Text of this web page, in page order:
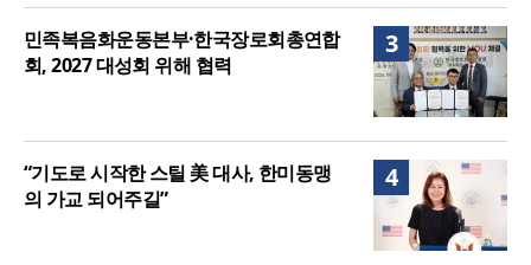
3
민족복음화운동본부·한국장로회총연합
회, 2027 대성회 위해 협력
4
“기도로 시작한 스틸 美 대사, 한미동맹
의 가교 되어주길”